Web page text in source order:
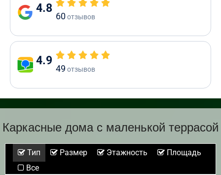
4.8
60отзывов
4.9
49 отзывов
Каркасные дома с маленькой террасой
Тип Размер Этажность
Площадь
Все